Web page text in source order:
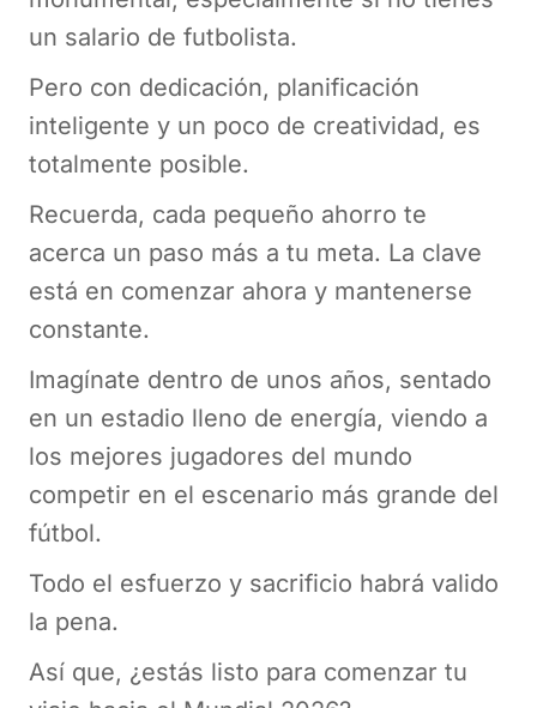
un salario de futbolista.
Pero con dedicación, planificación
inteligente y un poco de creatividad, es
totalmente posible.
Recuerda, cada pequeño ahorro te
acerca un paso más a tu meta. La clave
está en comenzar ahora y mantenerse
constante.
Imagínate dentro de unos años, sentado
en un estadio lleno de energía, viendo a
los mejores jugadores del mundo
competir en el escenario más grande del
fútbol.
Todo el esfuerzo y sacrificio habrá valido
la pena.
Así que, ¿estás listo para comenzar tu